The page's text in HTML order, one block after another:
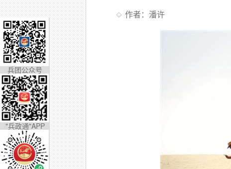
作者：潘许
兵团公众号
"兵政通"APP